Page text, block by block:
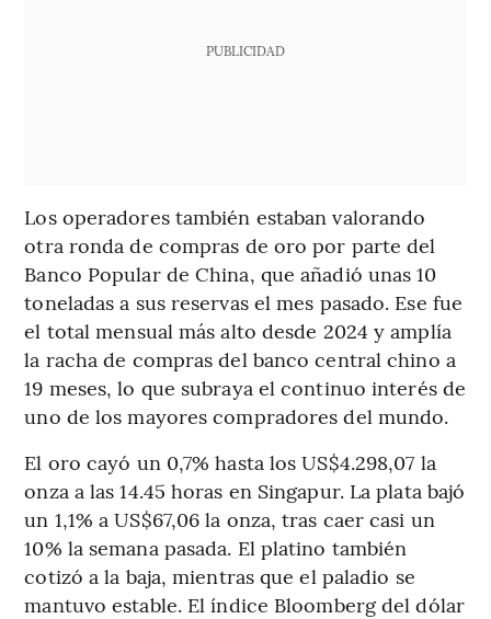
PUBLICIDAD
Los operadores también estaban valorando
otra ronda de compras de oro por parte del
Banco Popular de China, que añadió unas 10
toneladas a sus reservas el mes pasado. Ese fue
el total mensual más alto desde 2024 y amplía
la racha de compras del banco central chino a
19 meses, lo que subraya el continuo interés de
uno de los mayores compradores del mundo.
El oro cayó un 0,7% hasta los US$4.298,07 la
onza a las 14.45 horas en Singapur. La plata bajó
un 1,1% a US$67,06 la onza, tras caer casi un
10% la semana pasada. El platino también
cotizó a la baja, mientras que el paladio se
mantuvo estable. El índice Bloomberg del dólar